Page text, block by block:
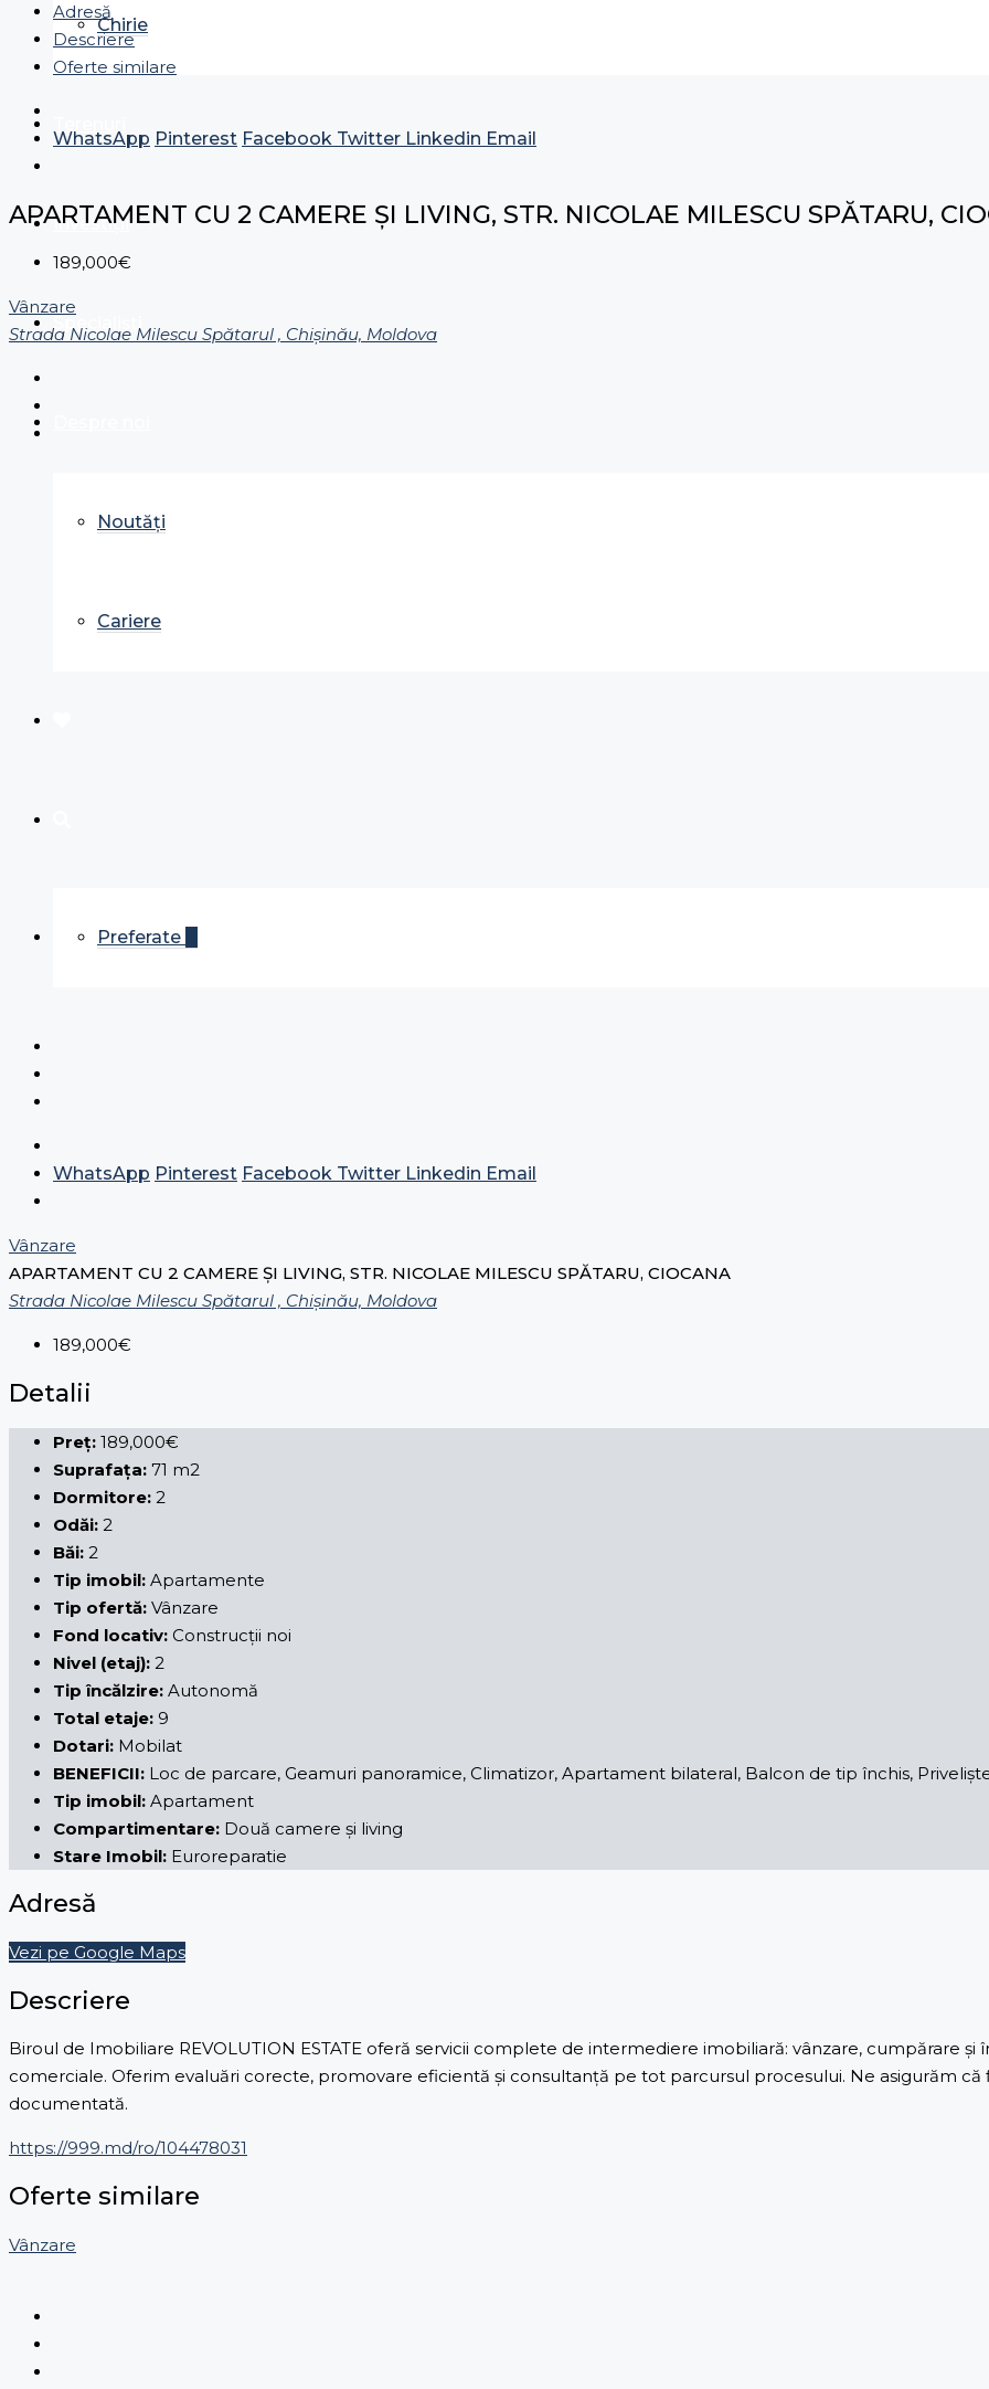
Chirie
Investiții
Specialiști
Noutăți
Cariere
Preferate
Adresă
Descriere
Oferte similare
WhatsApp Pinterest Facebook Twitter Linkedin Email
APARTAMENT CU 2 CAMERE ȘI LIVING, STR. NICOLAE MILESCU SPĂTARU,
189,000€
Vânzare
Strada Nicolae Milescu Spătarul , Chișinău, Moldova
WhatsApp Pinterest Facebook Twitter Linkedin Email
Vânzare
APARTAMENT CU 2 CAMERE ȘI LIVING, STR. NICOLAE MILESCU SPĂTARU, CIOCANA
Strada Nicolae Milescu Spătarul , Chișinău, Moldova
189,000€
Detalii
Preț: 189,000€
Suprafața: 71 m2
Dormitore: 2
Odăi: 2
Băi: 2
Tip imobil: Apartamente
Tip ofertă: Vânzare
Fond locativ: Construcții noi
Nivel (etaj): 2
Tip încălzire: Autonomă
Total etaje: 9
Dotari: Mobilat
BENEFICII: Loc de parcare, Geamuri panoramice, Climatizor, Apartament bilateral, Balcon de tip închis,
Tip imobil: Apartament
Compartimentare: Două camere și living
Stare Imobil: Euroreparatie
Adresă
Vezi pe Google Maps
Descriere
Biroul de Imobiliare REVOLUTION ESTATE oferă servicii complete de intermediere imobiliară: vânzare, cumpărare
comerciale. Oferim evaluări corecte, promovare eficientă și consultanță pe tot parcursul procesului. Ne asigurăm că
documentată.
https://999.md/ro/104478031
Oferte similare
Vânzare